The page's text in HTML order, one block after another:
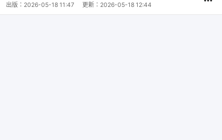
出版： 2026-05-18 11:47 更新： 2026-05-18 12:44